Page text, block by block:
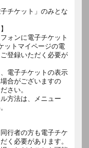
チケット」のみとな
ォンに電子チケット
ットマイページの電
登録いただく必要が
電子チケットの表示
合がございますの
さい。
方法は、メニュー
行者の方も電子チケ
く必要があります。